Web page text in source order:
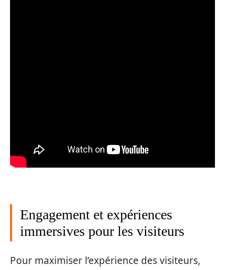
Engagement et expériences
immersives pour les visiteurs
Pour maximiser l’expérience des visiteurs,